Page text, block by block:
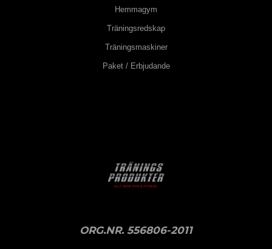
Hemmagym
Träningsredskap
Träningsmaskiner
Paket / Erbjudande
ORG.NR. 556806-2011